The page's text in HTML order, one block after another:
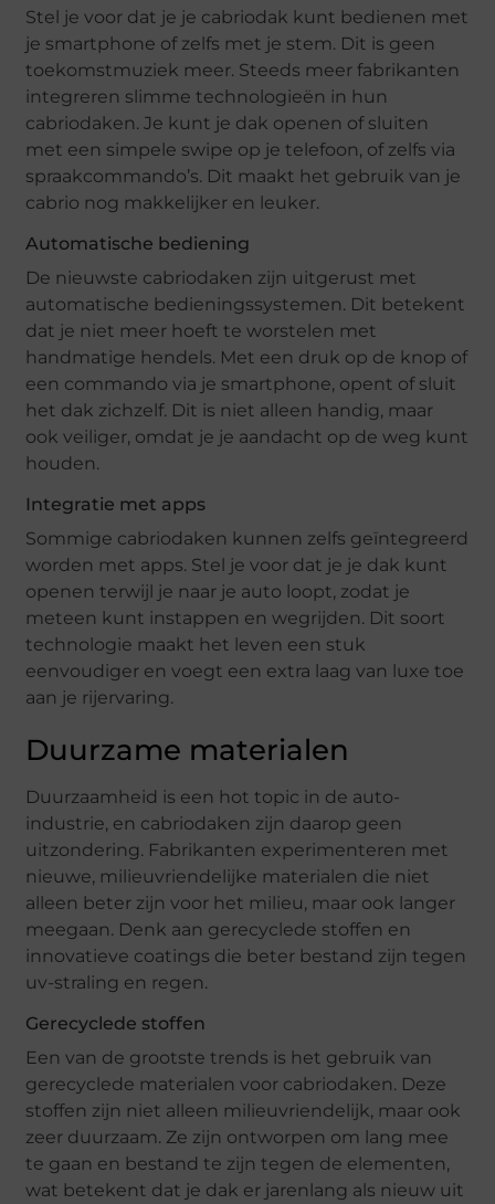
Stel je voor dat je je cabriodak kunt bedienen met
je smartphone of zelfs met je stem. Dit is geen
toekomstmuziek meer. Steeds meer fabrikanten
integreren slimme technologieën in hun
cabriodaken. Je kunt je dak openen of sluiten
met een simpele swipe op je telefoon, of zelfs via
spraakcommando’s. Dit maakt het gebruik van je
cabrio nog makkelijker en leuker.
Automatische bediening
De nieuwste cabriodaken zijn uitgerust met
automatische bedieningssystemen. Dit betekent
dat je niet meer hoeft te worstelen met
handmatige hendels. Met een druk op de knop of
een commando via je smartphone, opent of sluit
het dak zichzelf. Dit is niet alleen handig, maar
ook veiliger, omdat je je aandacht op de weg kunt
houden.
Integratie met apps
Sommige cabriodaken kunnen zelfs geïntegreerd
worden met apps. Stel je voor dat je je dak kunt
openen terwijl je naar je auto loopt, zodat je
meteen kunt instappen en wegrijden. Dit soort
technologie maakt het leven een stuk
eenvoudiger en voegt een extra laag van luxe toe
aan je rijervaring.
Duurzame materialen
Duurzaamheid is een hot topic in de auto-
industrie, en cabriodaken zijn daarop geen
uitzondering. Fabrikanten experimenteren met
nieuwe, milieuvriendelijke materialen die niet
alleen beter zijn voor het milieu, maar ook langer
meegaan. Denk aan gerecyclede stoffen en
innovatieve coatings die beter bestand zijn tegen
uv-straling en regen.
Gerecyclede stoffen
Een van de grootste trends is het gebruik van
gerecyclede materialen voor cabriodaken. Deze
stoffen zijn niet alleen milieuvriendelijk, maar ook
zeer duurzaam. Ze zijn ontworpen om lang mee
te gaan en bestand te zijn tegen de elementen,
wat betekent dat je dak er jarenlang als nieuw uit